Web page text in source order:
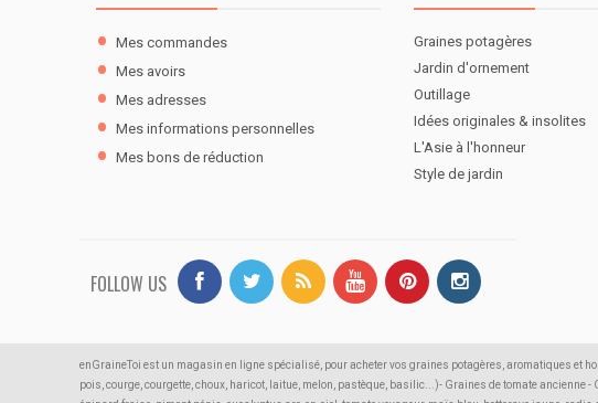
Mes commandes
Mes avoirs
Mes adresses
Mes informations personnelles
Mes bons de réduction
Graines potagères
Jardin d'ornement
Outillage
Idées originales & insolites
L'Asie à l'honneur
Style de jardin
FOLLOW US
enGraineToi est un magasin en ligne spécialisé, pour acheter vos graines potagères, aromatiques et
pois, courge, courgette, choux, haricot, laitue, melon, pastèque, basilic...)- Graines de tomate